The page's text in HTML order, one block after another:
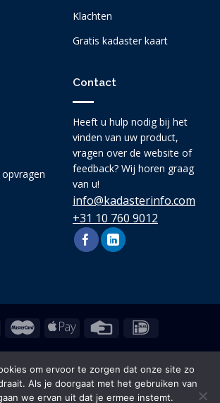
Klachten
Gratis kadaster kaart
Contact
Heeft u hulp nodig bij het
vinden van uw product,
vragen over de website of
feedback? Wij horen graag
van u!
info@kadasterinfo.com
+31 10 760 9012
© kadasterinfo.com, alle rechten
voorbehouden.
om ervoor te zorgen dat onze site zo
Als je doorgaat met het gebruiken van
we ervan uit dat je ermee instemt.